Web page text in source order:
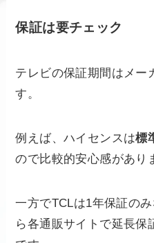
保証は要チェック
テレビの保証期間はメー
す。
例えば、ハイセンスは標
ので比較的安心感があり
一方でTCLは1年保証の
ら各通販サイトで延長保